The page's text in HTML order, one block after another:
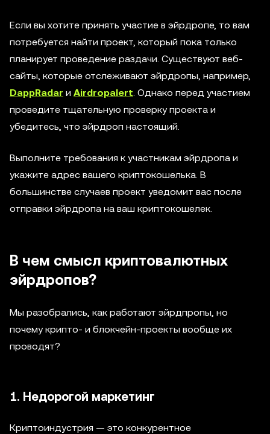
Если вы хотите принять участие в эйрдропе, то вам
потребуется найти проект, который пока только
планирует проведение раздачи. Существуют веб-
сайты, которые отслеживают эйрдропы, например,
DappRadar и Airdropalert . Однако перед участием
проведите тщательную проверку проекта и
убедитесь, что эйрдроп настоящий.
Выполните требования к участникам эйрдропа и
укажите адрес вашего криптокошелька. В
большинстве случаев проект уведомит вас после
отправки эйрдропа на ваш криптокошелек.
В чем смысл криптовалютных
эйрдропов?
Мы разобрались, как работают эйрдпропы, но
почему крипто- и блокчейн-проекты вообще их
проводят?
1. Недорогой маркетинг
Криптоиндустрия — это конкурентное